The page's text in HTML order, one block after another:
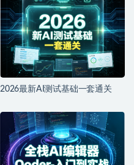
2026最新AI测试基础一套通关